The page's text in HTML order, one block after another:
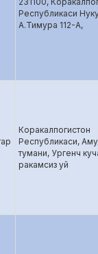
Республикаси
А.Тимура 112-А,
Коракалпогистон
Республикаси,
тумани, Ургенч
ракамсиз уй